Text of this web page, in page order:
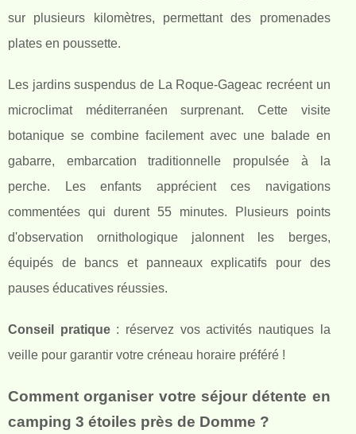
sur plusieurs kilomètres, permettant des promenades
plates en poussette.
Les jardins suspendus de La Roque-Gageac recréent un
microclimat méditerranéen surprenant. Cette visite
botanique se combine facilement avec une balade en
gabarre, embarcation traditionnelle propulsée à la
perche. Les enfants apprécient ces navigations
commentées qui durent 55 minutes. Plusieurs points
d'observation ornithologique jalonnent les berges,
équipés de bancs et panneaux explicatifs pour des
pauses éducatives réussies.
Conseil pratique: réservez vos activités nautiques la
veille pour garantir votre créneau horaire préféré !
Comment organiser votre séjour détente en
camping 3 étoiles près de Domme ?